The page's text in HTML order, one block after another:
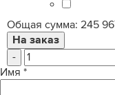
Общая сумма: 245
-
Имя *